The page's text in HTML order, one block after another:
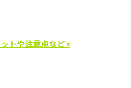
トや注意点など »